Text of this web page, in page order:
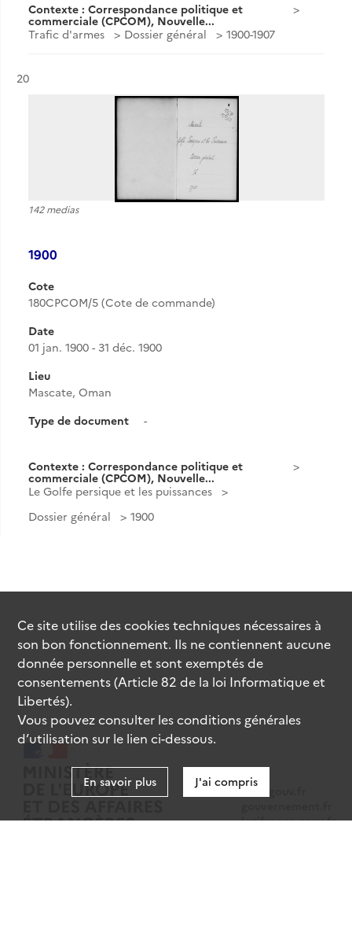
Contexte : Correspondance politique et
commerciale (CPCOM), Nouvelle...
Trafic d'armes
Dossier général 1900-1907
Résultat n°
20
142 medias
1900
Cote
180CPCOM/5 (Cote de commande)
Date
01 jan. 1900 - 31 déc. 1900
Lieu
Mascate, Oman
Type de document
-
Contexte : Correspondance politique et
commerciale (CPCOM), Nouvelle...
Le Golfe persique et les puissances
Dossier général
1900
data.gouv.fr
legifrance.gouv.fr
Ce site utilise descookiestechniques nécessaires à
son bon fonctionnement. Ils ne contiennent aucune
donnée personnelle et sont exemptés de
consentements (Article 82 de la loi Informatique et
Libertés).
Vous pouvez consulter les conditions générales
d’utilisation sur le lien ci-dessous.
En savoir plus J'ai compris